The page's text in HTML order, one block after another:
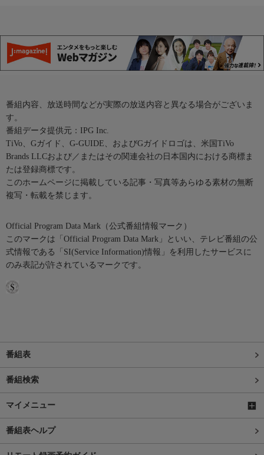
番組内容、放送時間などが実際の放送内容と異なる場合がございま
す。
番組データ提供元：IPG Inc.
TiVo、Gガイド、G-GUIDE、およびGガイドロゴは、米国TiVo
Brands LLCおよび／またはその関連会社の日本国内における商標ま
たは登録商標です。
このホームページに掲載している記事・写真等あらゆる素材の無断
複写・転載を禁じます。
Official Program Data Mark（公式番組情報マーク）
このマークは「Official Program Data Mark」といい、テレビ番組の公
式情報である「SI(Service Information)情報」を利用したサービスに
のみ表記が許されているマークです。
番組表
番組検索
マイメニュー
番組表ヘルプ